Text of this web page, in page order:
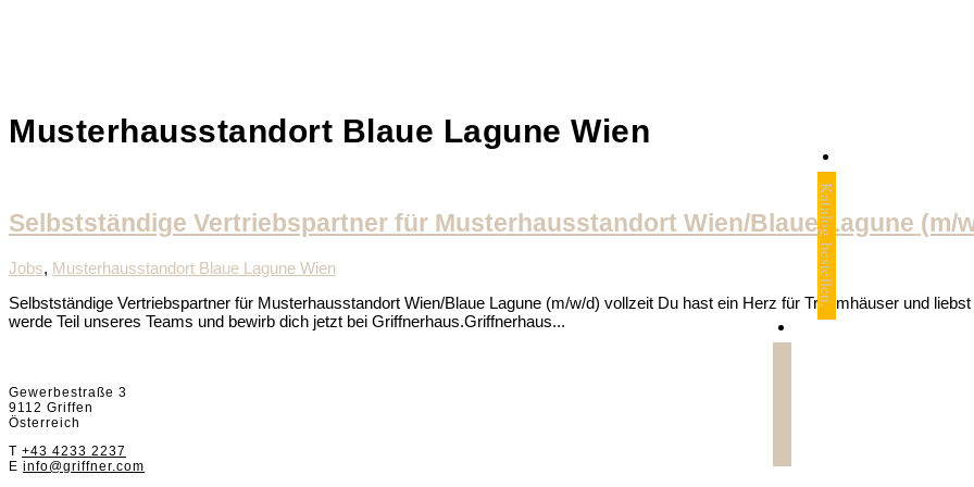
Musterhausstandort Blaue Lagune Wien
Selbstständige Vertriebspartner für Musterhausstandort Wien/Blaue Lagune (m/
Jobs, Musterhausstandort Blaue Lagune Wien
Selbstständige Vertriebspartner für Musterhausstandort Wien/Blaue Lagune (m/w/d) vollzeit Du hast ein Herz für Traumhäuser und
werde Teil unseres Teams und bewirb dich jetzt bei Griffnerhaus.Griffnerhaus...
Gewerbestraße 3
9112 Griffen
Österreich
T +43 4233 2237
E info@griffner.com
Katalog bestellen.